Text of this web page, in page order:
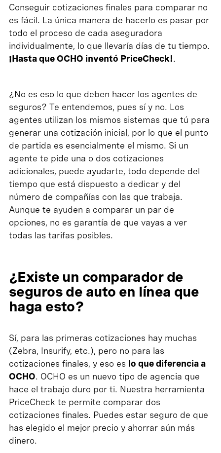
Conseguir cotizaciones finales para comparar no
es fácil. La única manera de hacerlo es pasar por
todo el proceso de cada aseguradora
individualmente, lo que llevaría días de tu tiempo.
¡Hasta que OCHO inventó PriceCheck!.
¿No es eso lo que deben hacer los agentes de
seguros? Te entendemos, pues sí y no. Los
agentes utilizan los mismos sistemas que tú para
generar una cotización inicial, por lo que el punto
de partida es esencialmente el mismo. Si un
agente te pide una o dos cotizaciones
adicionales, puede ayudarte, todo depende del
tiempo que está dispuesto a dedicar y del
número de compañías con las que trabaja.
Aunque te ayuden a comparar un par de
opciones, no es garantía de que vayas a ver
todas las tarifas posibles.
¿Existe un comparador de
seguros de auto en línea que
haga esto?
Sí, para las primeras cotizaciones hay muchas
(Zebra, Insurify, etc.), pero no para las
cotizaciones finales, y eso es lo que diferencia a
OCHO. OCHO es un nuevo tipo de agencia que
hace el trabajo duro por ti. Nuestra herramienta
PriceCheck te permite comparar dos
cotizaciones finales. Puedes estar seguro de que
has elegido el mejor precio y ahorrar aún más
dinero.